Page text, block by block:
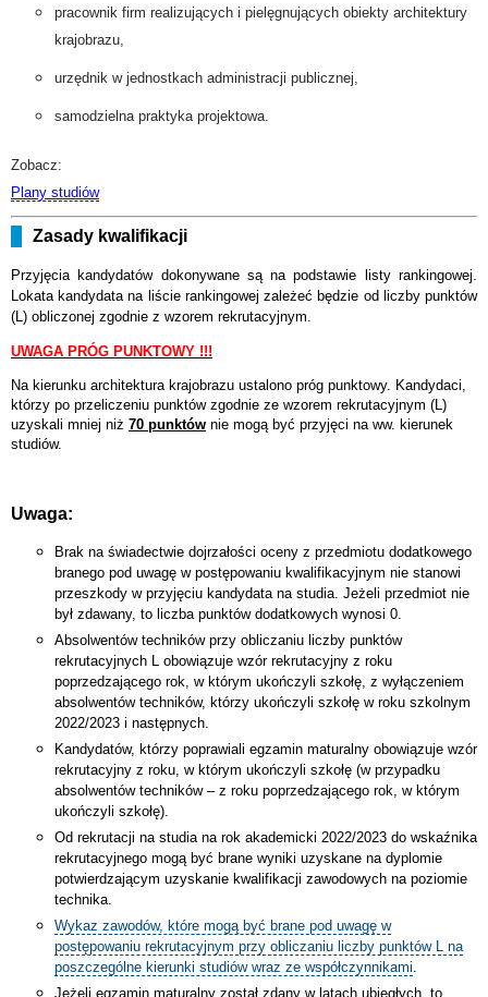
pracownik firm realizujących i pielęgnujących obiekty architektury
krajobrazu,
urzędnik w jednostkach administracji publicznej,
samodzielna praktyka projektowa.
Zobacz:
Plany studiów
Zasady kwalifikacji
Przyjęcia kandydatów dokonywane są na podstawie listy rankingowej.
Lokata kandydata na liście rankingowej zależeć będzie od liczby punktów
(L) obliczonej zgodnie z wzorem rekrutacyjnym.
UWAGA PRÓG PUNKTOWY !!!
Na kierunku architektura krajobrazu ustalono próg punktowy. Kandydaci,
którzy po przeliczeniu punktów zgodnie ze wzorem rekrutacyjnym (L)
uzyskali mniej niż 70 punktów nie mogą być przyjęci na ww. kierunek
studiów.
Uwaga:
Brak na świadectwie dojrzałości oceny z przedmiotu dodatkowego
branego pod uwagę w postępowaniu kwalifikacyjnym nie stanowi
przeszkody w przyjęciu kandydata na studia. Jeżeli przedmiot nie
był zdawany, to liczba punktów dodatkowych wynosi 0.
Absolwentów techników przy obliczaniu liczby punktów
rekrutacyjnych L obowiązuje wzór rekrutacyjny z roku
poprzedzającego rok, w którym ukończyli szkołę, z wyłączeniem
absolwentów techników, którzy ukończyli szkołę w roku szkolnym
2022/2023 i następnych.
Kandydatów, którzy poprawiali egzamin maturalny obowiązuje wzór
rekrutacyjny z roku, w którym ukończyli szkołę (w przypadku
absolwentów techników – z roku poprzedzającego rok, w którym
ukończyli szkołę).
Od rekrutacji na studia na rok akademicki 2022/2023 do wskaźnika
rekrutacyjnego mogą być brane wyniki uzyskane na dyplomie
potwierdzającym uzyskanie kwalifikacji zawodowych na poziomie
technika.
Wykaz zawodów, które mogą być brane pod uwagę w
postępowaniu rekrutacyjnym przy obliczaniu liczby punktów L na
poszczególne kierunki studiów wraz ze współczynnikami
Jeżeli egzamin maturalny został zdany w latach ubiegłych, to